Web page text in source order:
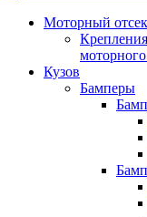
Моторный отсек
моторного
Кузов
Бамперы